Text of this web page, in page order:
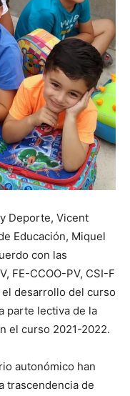
Deporte, Vicent
Educación, Miquel
con las
FE-CCOO-PV, CSI-F
el desarrollo del curso
parte lectiva de la
el curso 2021-2022.
autonómico han
trascendencia de